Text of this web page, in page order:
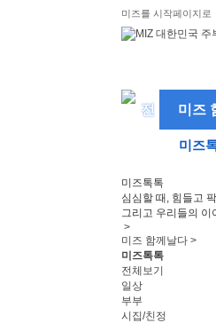
미즈를 시작페이지로
미즈
미즈
미즈톡톡
심심할 때, 힘들고
그리고 우리들의 이
>
미즈 함께날다 >
미즈톡톡
전체보기
일상
부부
시집/친정